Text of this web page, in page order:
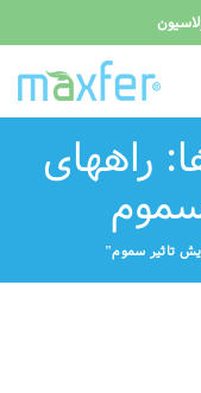
راههای
تاثیر سموم"